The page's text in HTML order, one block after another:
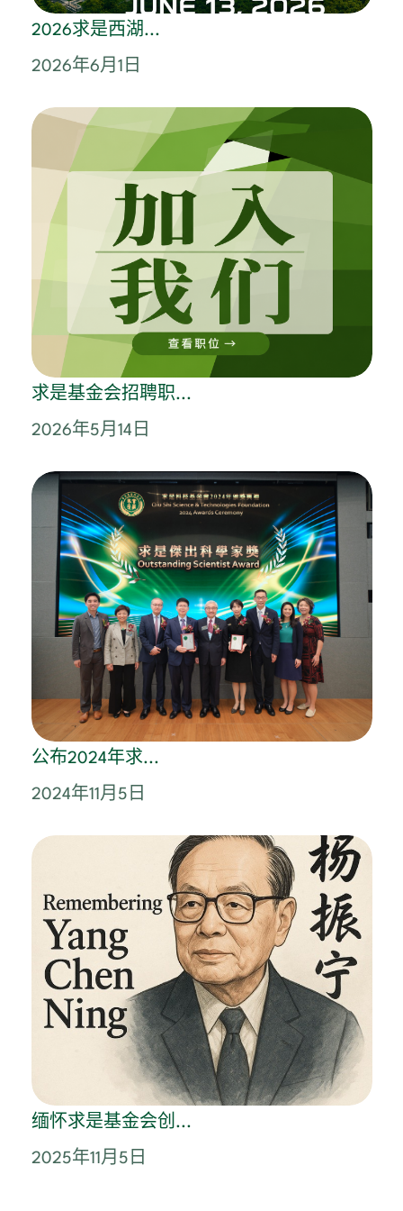
2026求是西湖...
2026年6月1日
求是基金会招聘职...
2026年5月14日
公布2024年求...
2024年11月5日
缅怀求是基金会创...
2025年11月5日